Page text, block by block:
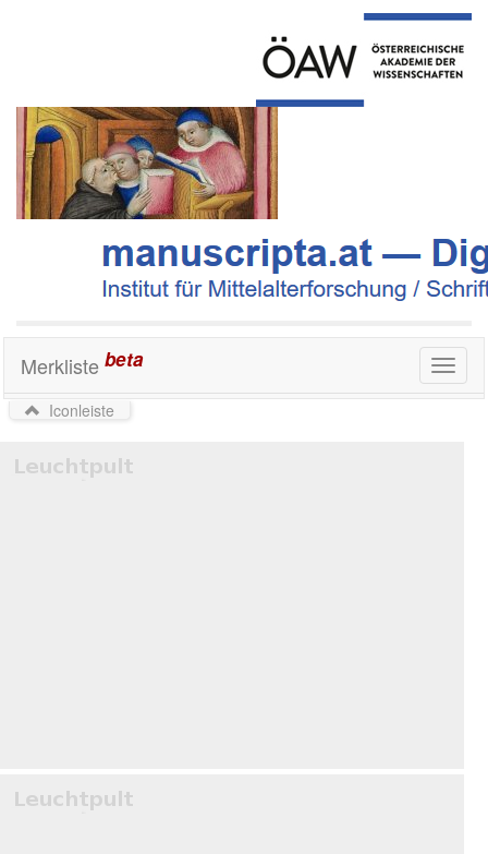
Toggle
Merkliste beta
Iconleiste